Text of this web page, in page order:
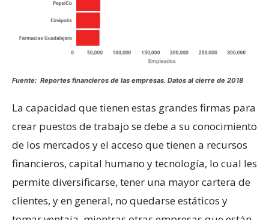
Fuente: Reportes financieros de las empresas. Datos al cierre de 2018
La capacidad que tienen estas grandes firmas para
crear puestos de trabajo se debe a su conocimiento
de los mercados y el acceso que tienen a recursos
financieros, capital humano y tecnología, lo cual les
permite diversificarse, tener una mayor cartera de
clientes, y en general, no quedarse estáticos y